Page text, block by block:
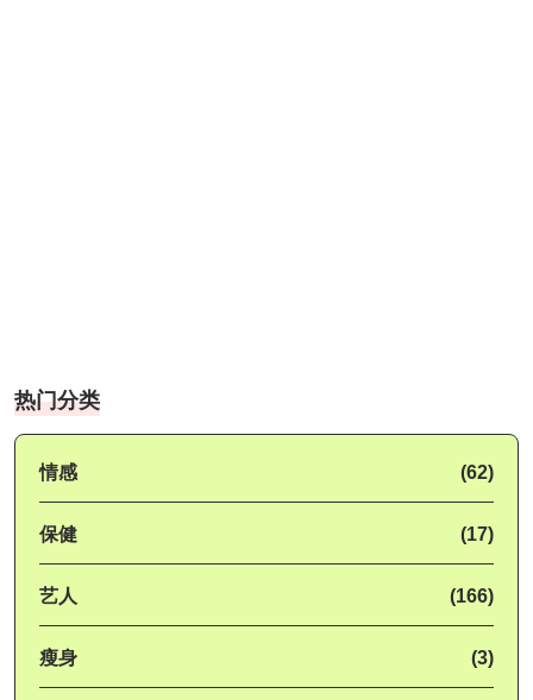
热门分类
情感 (62)
保健 (17)
艺人 (166)
瘦身 (3)